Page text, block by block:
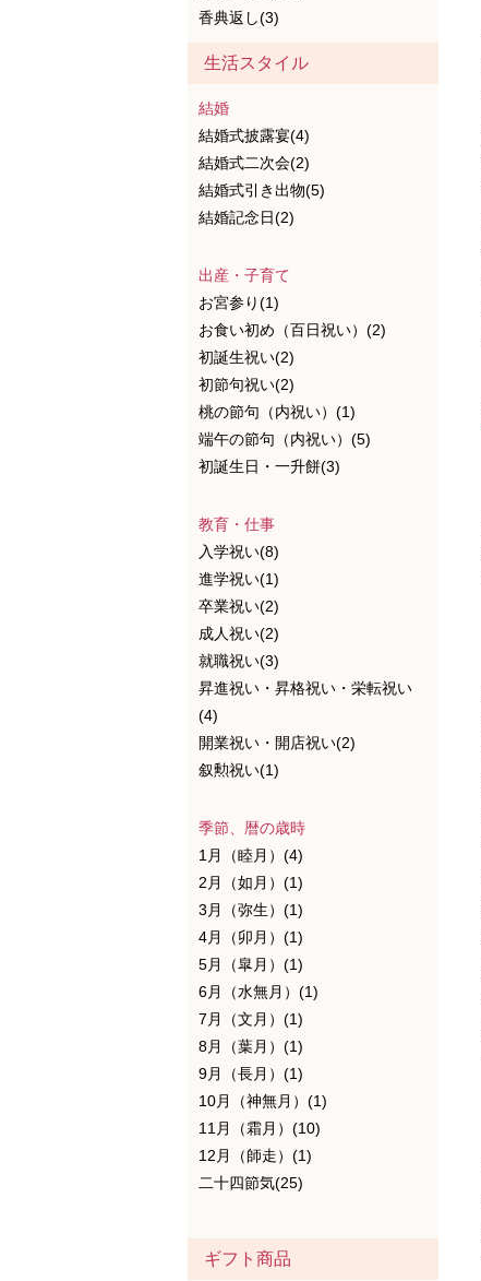
香典返し(3)
生活スタイル
結婚
結婚式披露宴(4)
結婚式二次会(2)
結婚式引き出物(5)
結婚記念日(2)
出産・子育て
お宮参り(1)
お食い初め（百日祝い）(2)
初誕生祝い(2)
初節句祝い(2)
桃の節句（内祝い）(1)
端午の節句（内祝い）(5)
初誕生日・一升餅(3)
教育・仕事
入学祝い(8)
進学祝い(1)
卒業祝い(2)
成人祝い(2)
就職祝い(3)
昇進祝い・昇格祝い・栄転祝い
(4)
開業祝い・開店祝い(2)
叙勲祝い(1)
季節、暦の歳時
1月（睦月）(4)
2月（如月）(1)
3月（弥生）(1)
4月（卯月）(1)
5月（皐月）(1)
6月（水無月）(1)
7月（文月）(1)
8月（葉月）(1)
9月（長月）(1)
10月（神無月）(1)
11月（霜月）(10)
12月（師走）(1)
二十四節気(25)
ギフト商品